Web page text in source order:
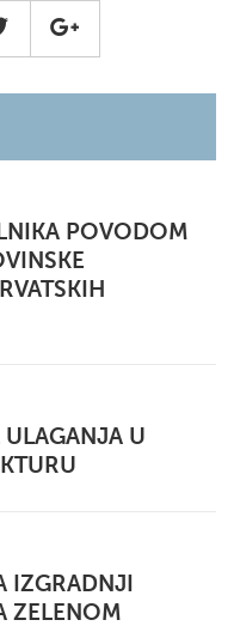
POVODOM
ULAGANJA U
IZGRADNJI
ZELENOM